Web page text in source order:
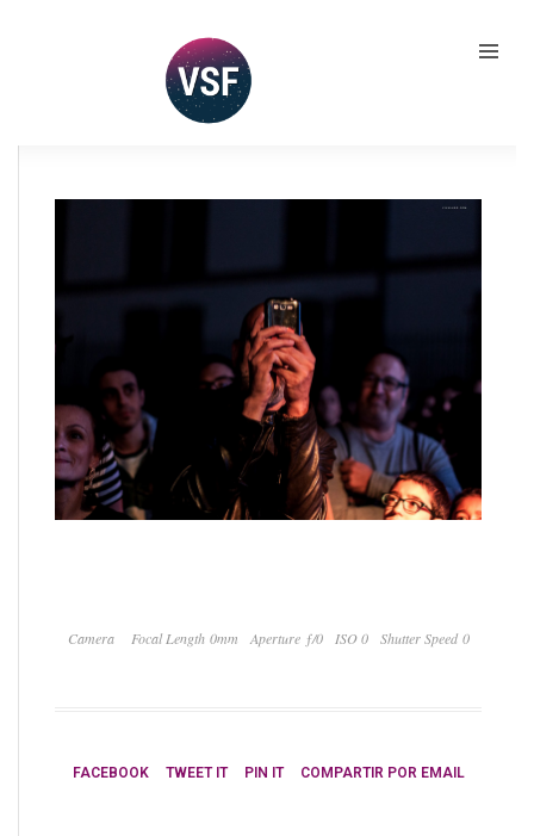
Camera Focal Length 0mm Aperture ƒ/0 ISO 0 Shutter Speed 0
FACEBOOK TWEET IT PIN IT COMPARTIR POR EMAIL